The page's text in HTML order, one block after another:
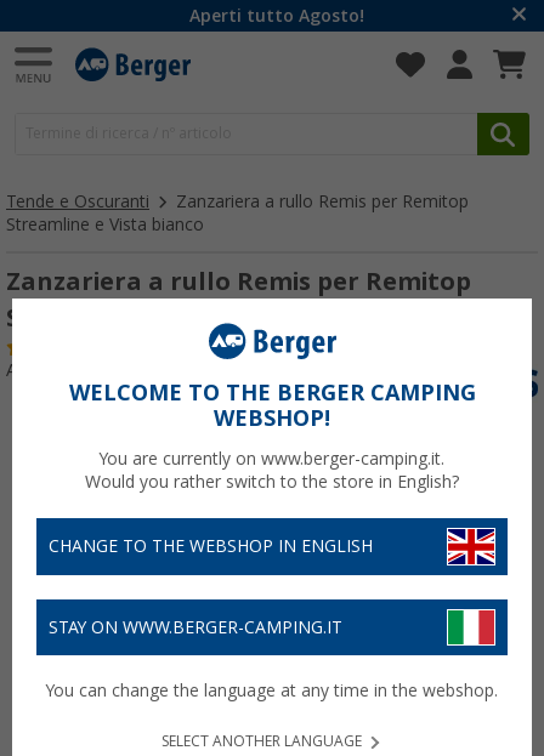
Aperti tutto Agosto!
Tende e Oscuranti
Zanzariera a rullo Remis per Remitop
Streamline e Vista bianco
Zanzariera a rullo Remis per Remitop
Streamline e Vista bianco
Articolo n: 108010
WELCOME TO THE BERGER CAMPING
WEBSHOP!
You are currently on www.berger-camping.it.
Would you rather switch to the store in English?
CHANGE TO THE WEBSHOP IN ENGLISH
STAY ON WWW.BERGER-CAMPING.IT
You can change the language at any time in the webshop.
SELECT ANOTHER LANGUAGE